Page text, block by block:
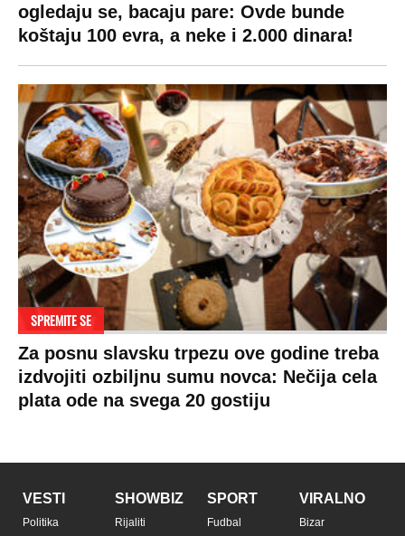
ogledaju se, bacaju pare: Ovde bunde
koštaju 100 evra, a neke i 2.000 dinara!
SPREMITE SE
Za posnu slavsku trpezu ove godine treba
izdvojiti ozbiljnu sumu novca: Nečija cela
plata ode na svega 20 gostiju
VESTI
Politika
SHOWBIZ
Rijaliti
SPORT
Fudbal
VIRALNO
Bizar